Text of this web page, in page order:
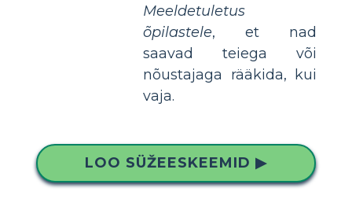
Meeldetuletus
õpilastele, et nad
saavad teiega või
nõustajaga rääkida, kui
vaja.
LOO SÜŽEESKEEMID ▶